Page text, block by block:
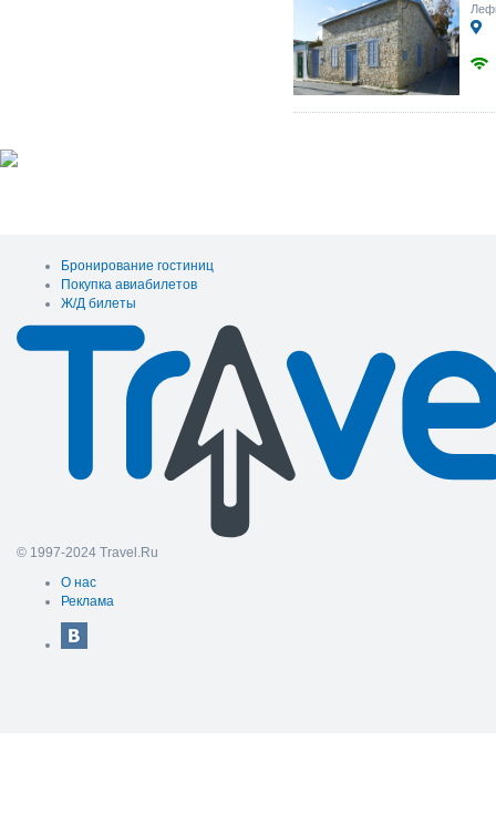
Бронирование гостиниц
Покупка авиабилетов
Ж/Д билеты
© 1997-2024 Travel.Ru
О нас
Реклама